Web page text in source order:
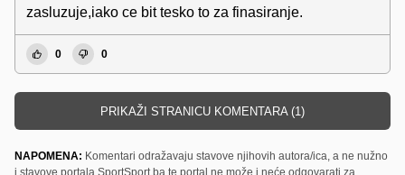
zasluzuje,iako ce bit tesko to za finasiranje.
0 0
PRIKAŽI STRANICU KOMENTARA (1)
NAPOMENA: Komentari odražavaju stavove njihovih autora/ica, a ne nužno